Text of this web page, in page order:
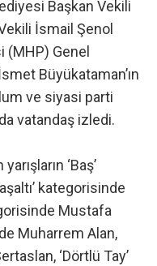
Başkan Vekili
İsmail Şenol
(MHP) Genel
Büyükataman’ın
ve siyasi parti
vatandaş izledi.
‘Baş’
kategorisinde
Mustafa
Muharrem Alan,
‘Dörtlü Tay’